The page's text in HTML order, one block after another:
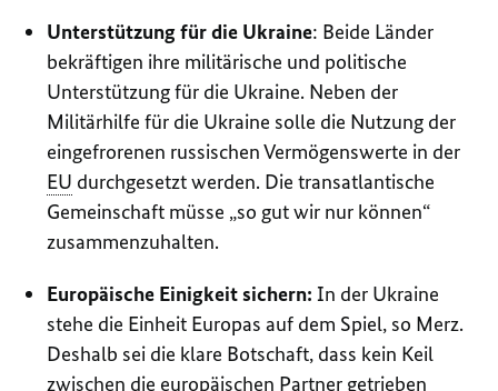
Unterstützung für die Ukraine: Beide Länder
bekräftigen ihre militärische und politische
Unterstützung für die Ukraine. Neben der
Militärhilfe für die Ukraine solle die Nutzung der
eingefrorenen russischen Vermögenswerte in der
EU durchgesetzt werden. Die transatlantische
Gemeinschaft müsse „so gut wir nur können“
zusammenzuhalten.
Europäische Einigkeit sichern: In der Ukraine
stehe die Einheit Europas auf dem Spiel, so Merz.
Deshalb sei die klare Botschaft, dass kein Keil
zwischen die europäischen Partner getrieben